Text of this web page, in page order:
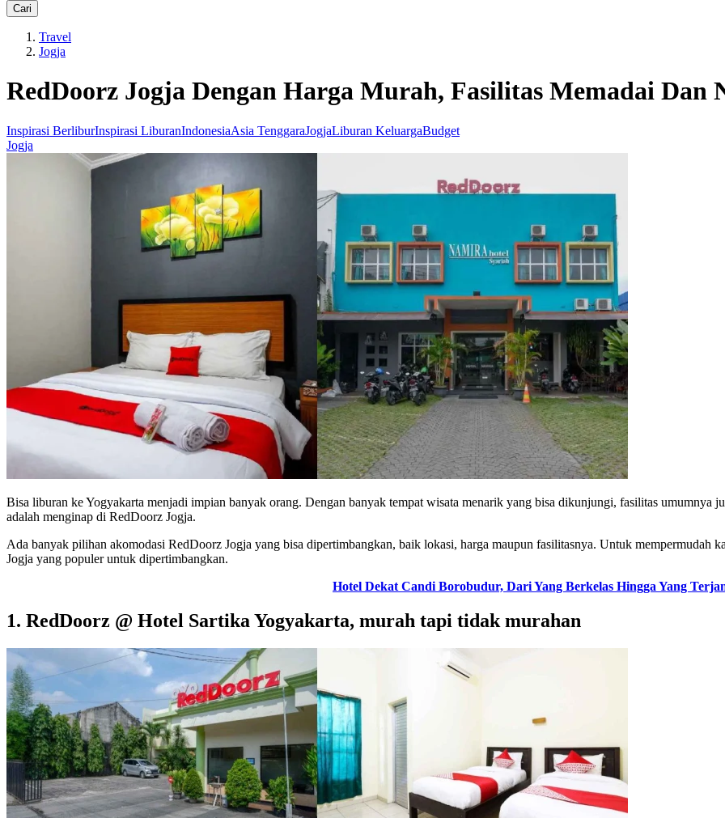
Cari
Travel
Jogja
RedDoorz Jogja Dengan Harga Murah, Fasilitas Memadai Dan
Inspirasi BerliburInspirasi LiburanIndonesiaAsia TenggaraJogjaLiburan KeluargaBudget
Jogja
Bisa liburan ke Yogyakarta menjadi impian banyak orang. Dengan banyak tempat wisata menarik yang bisa dikunjungi, fasilitas umumnya
adalah menginap di RedDoorz Jogja.
Ada banyak pilihan akomodasi RedDoorz Jogja yang bisa dipertimbangkan, baik lokasi, harga maupun fasilitasnya. Untuk mempermudah
Jogja yang populer untuk dipertimbangkan.
Hotel Dekat Candi Borobudur, Dari Yang Berkelas Hingga Yang
1. RedDoorz @ Hotel Sartika Yogyakarta, murah tapi tidak murahan